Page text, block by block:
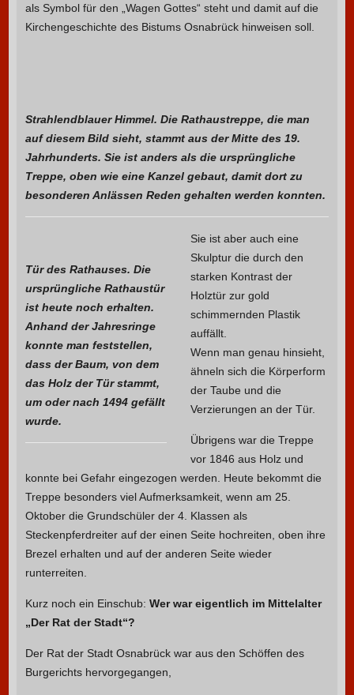
als Symbol für den „Wagen Gottes“ steht und damit auf die
Kirchengeschichte des Bistums Osnabrück hinweisen soll.
Strahlendblauer Himmel. Die Rathaustreppe, die man
auf diesem Bild sieht, stammt aus der Mitte des 19.
Jahrhunderts. Sie ist anders als die ursprüngliche
Treppe, oben wie eine Kanzel gebaut, damit dort zu
besonderen Anlässen Reden gehalten werden konnten.
Tür des Rathauses. Die
ursprüngliche Rathaustür
ist heute noch erhalten.
Anhand der Jahresringe
konnte man feststellen,
dass der Baum, von dem
das Holz der Tür stammt,
um oder nach 1494 gefällt
wurde.
Sie ist aber auch eine
Skulptur die durch den
starken Kontrast der
Holztür zur gold
schimmernden Plastik
auffällt.
Wenn man genau hinsieht,
ähneln sich die Körperform
der Taube und die
Verzierungen an der Tür.
Übrigens war die Treppe
vor 1846 aus Holz und
konnte bei Gefahr eingezogen werden. Heute bekommt die
Treppe besonders viel Aufmerksamkeit, wenn am 25.
Oktober die Grundschüler der 4. Klassen als
Steckenpferdreiter auf der einen Seite hochreiten, oben ihre
Brezel erhalten und auf der anderen Seite wieder
runterreiten.
Kurz noch ein Einschub: Wer war eigentlich im Mittelalter
„Der Rat der Stadt“?
Der Rat der Stadt Osnabrück war aus den Schöffen des
Burgerichts hervorgegangen,